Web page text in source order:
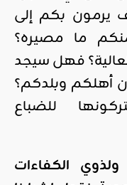
يرمون بكم إلى
ما مصيره؟
فهل سيجد
أهلكم وبلدكم؟
للضباع
الكفاءات